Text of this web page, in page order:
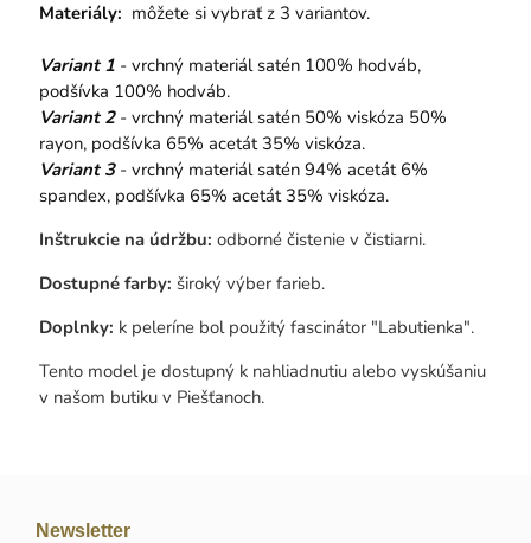
Materiály: môžete si vybrať z 3 variantov.
Variant 1 - vrchný materiál satén 100% hodváb,
podšívka 100% hodváb.
Variant 2 - vrchný materiál satén 50% viskóza 50%
rayon, podšívka 65% acetát 35% viskóza.
Variant 3 - vrchný materiál satén 94% acetát 6%
spandex, podšívka 65% acetát 35% viskóza.
Inštrukcie na údržbu: odborné čistenie v čistiarni.
Dostupné farby: široký výber farieb.
Doplnky: k peleríne bol použitý fascinátor "Labutienka".
Tento model je dostupný k nahliadnutiu alebo vyskúšaniu
v našom butiku v Piešťanoch.
Newsletter